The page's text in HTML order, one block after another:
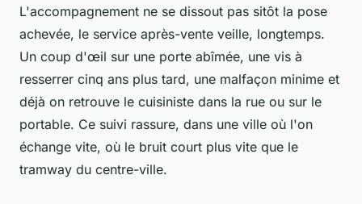
L'accompagnement ne se dissout pas sitôt la pose
achevée, le service après-vente veille, longtemps.
Un coup d'œil sur une porte abîmée, une vis à
resserrer cinq ans plus tard, une malfaçon minime et
déjà on retrouve le cuisiniste dans la rue ou sur le
portable. Ce suivi rassure, dans une ville où l'on
échange vite, où le bruit court plus vite que le
tramway du centre-ville.